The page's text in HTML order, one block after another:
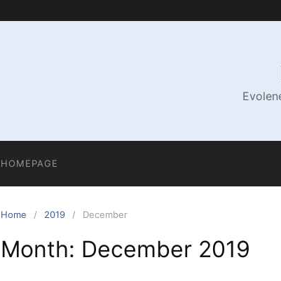
HOMEPAGE
Home 2019 December
Month: December 2019